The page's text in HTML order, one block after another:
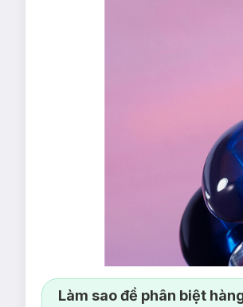
Làm sao để phân biệt